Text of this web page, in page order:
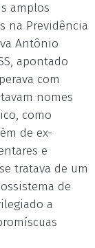
amplos
na Previdência
Antônio
apontado
com
nomes
como
de ex-
e
tratava de um
de
a